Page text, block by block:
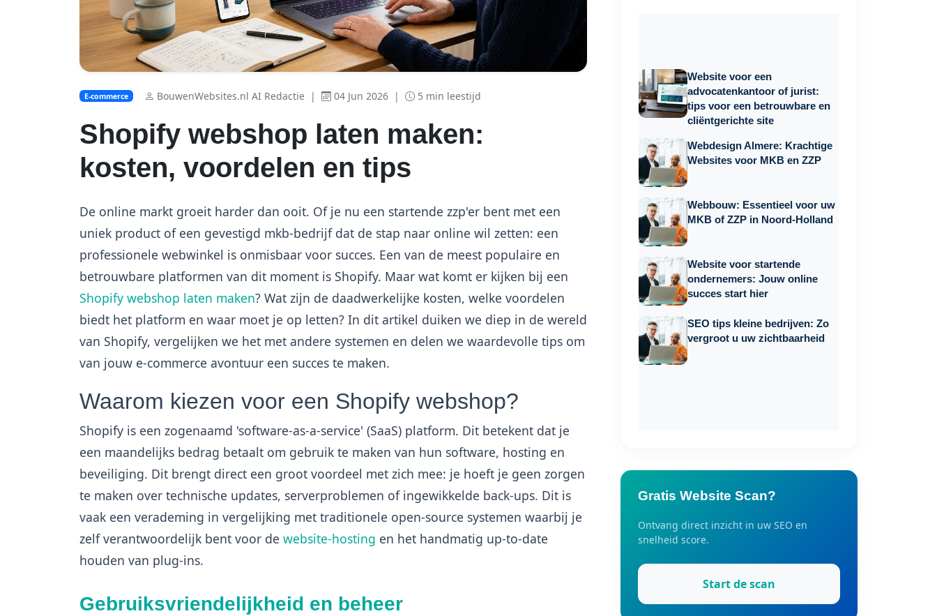
E-commerce BouwenWebsites.nl AI Redactie | 04 Jun 2026 | 5 min leestijd
Shopify webshop laten maken:
kosten, voordelen en tips
De online markt groeit harder dan ooit. Of je nu een startende zzp'er bent met een
uniek product of een gevestigd mkb-bedrijf dat de stap naar online wil zetten: een
professionele webwinkel is onmisbaar voor succes. Een van de meest populaire en
betrouwbare platformen van dit moment is Shopify. Maar wat komt er kijken bij een
Shopify webshop laten maken? Wat zijn de daadwerkelijke kosten, welke voordelen
biedt het platform en waar moet je op letten? In dit artikel duiken we diep in de wereld
van Shopify, vergelijken we het met andere systemen en delen we waardevolle tips om
van jouw e-commerce avontuur een succes te maken.
Waarom kiezen voor een Shopify webshop?
Shopify is een zogenaamd 'software-as-a-service' (SaaS) platform. Dit betekent dat je
een maandelijks bedrag betaalt om gebruik te maken van hun software, hosting en
beveiliging. Dit brengt direct een groot voordeel met zich mee: je hoeft je geen zorgen
te maken over technische updates, serverproblemen of ingewikkelde back-ups. Dit is
vaak een verademing in vergelijking met traditionele open-source systemen waarbij je
zelf verantwoordelijk bent voor de website-hosting en het handmatig up-to-date
houden van plug-ins.
Gebruiksvriendelijkheid en beheer
Website voor een
advocatenkantoor of jurist:
tips voor een betrouwbare en
cliëntgerichte site
Webdesign Almere: Krachtige
Websites voor MKB en ZZP
Webbouw: Essentieel voor uw
MKB of ZZP in Noord-Holland
Website voor startende
ondernemers: Jouw online
succes start hier
SEO tips kleine bedrijven: Zo
vergroot u uw zichtbaarheid
Gratis Website Scan?
Ontvang direct inzicht in uw SEO en
snelheid score.
Start de scan